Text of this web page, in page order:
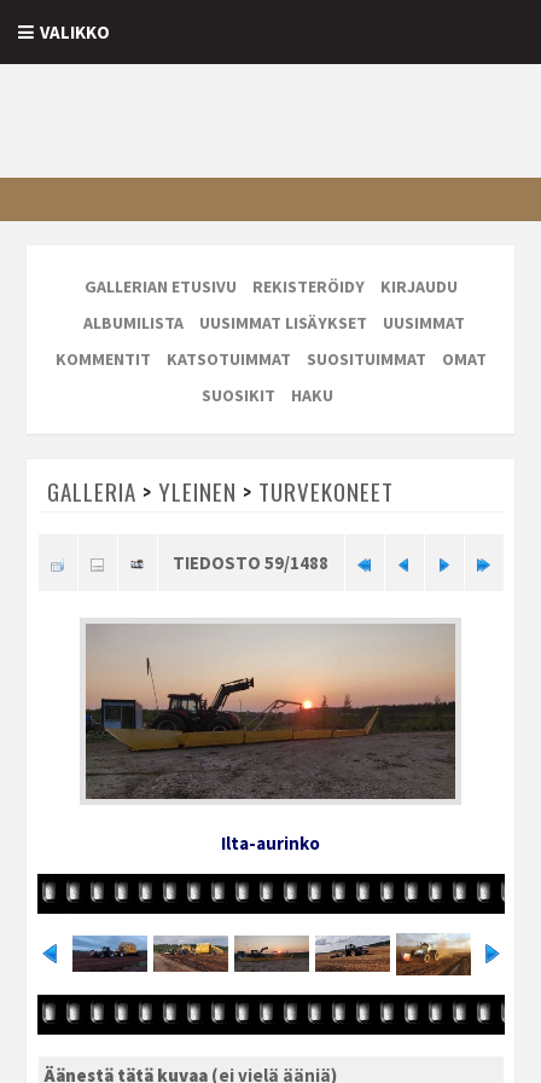
VALIKKO
GALLERIAN ETUSIVU REKISTERÖIDY
KIRJAUDU
ALBUMILISTA
UUSIMMAT LISÄYKSET
UUSIMMAT
KOMMENTIT
KATSOTUIMMAT SUOSITUIMMAT
OMAT
SUOSIKIT
HAKU
GALLERIA > YLEINEN > TURVEKONEET
TIEDOSTO 59/1488
Ilta-aurinko
Äänestä tätä kuvaa (ei vielä ääniä)